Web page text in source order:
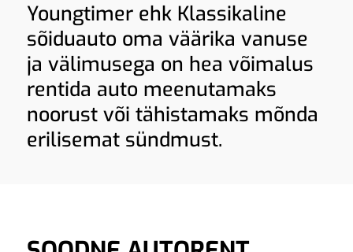
Youngtimer ehk Klassikaline
sõiduauto oma väärika vanuse
ja välimusega on hea võimalus
rentida auto meenutamaks
noorust või tähistamaks mõnda
erilisemat sündmust.